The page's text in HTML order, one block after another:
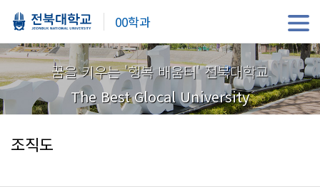
00학과
꿈을 키우는 '행복 배움터' 전북대학교
The Best Glocal University
조직도